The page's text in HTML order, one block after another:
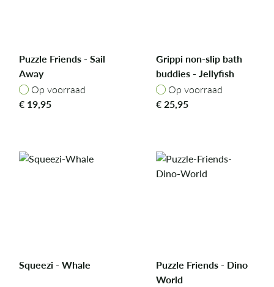
Puzzle Friends - Sail
Away
Op voorraad
Op voorraad
€ 19,95
Grippi non-slip bath
buddies - Jellyfish
green/yellow
Op voorraad
Op voorraad
€25,95
Squeezi - Whale
Puzzle Friends - Dino
World